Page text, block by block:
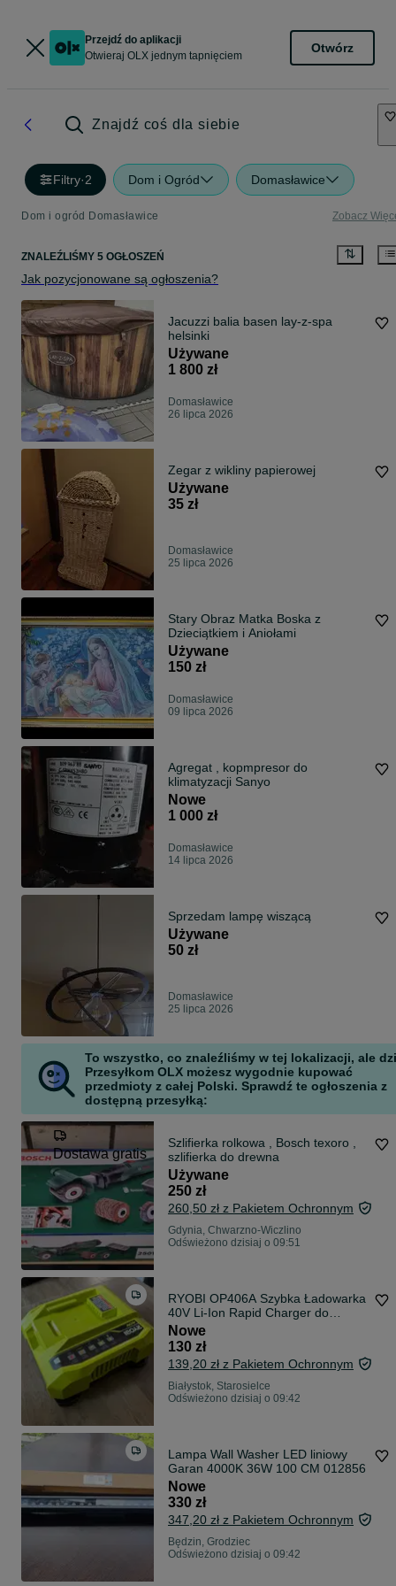
Przejdź do aplikacji
Otwieraj OLX jednym tapnięciem
Otwórz
Znajdź coś dla siebie
Filtry·2 Dom i Ogród Domasławice
Dom i ogród Domasławice Zobacz
ZNALEŹLIŚMY 5 OGŁOSZEŃ
Jak pozycjonowane są ogłoszenia?
Jacuzzi balia basen lay-z-spa
helsinki
Używane
1 800 zł
Domasławice
26 lipca 2026
Zegar z wikliny papierowej
Używane
35 zł
Domasławice
25 lipca 2026
Stary Obraz Matka Boska z
Dzieciątkiem i Aniołami
Używane
150 zł
Domasławice
09 lipca 2026
Agregat , kopmpresor do
klimatyzacji Sanyo
Nowe
1 000 zł
Domasławice
14 lipca 2026
Sprzedam lampę wiszącą
Używane
50 zł
Domasławice
25 lipca 2026
To wszystko, co znaleźliśmy w tej lokalizacji, ale
Przesyłkom OLX możesz wygodnie kupować
przedmioty z całej Polski. Sprawdź te ogłoszenia z
dostępną przesyłką:
Dostawa gratis
Szlifierka rolkowa , Bosch texoro ,
szlifierka do drewna
Używane
250 zł
260,50 zł z Pakietem Ochronnym
Gdynia, Chwarzno-Wiczlino
Odświeżono dzisiaj o 09:51
RYOBI OP406A Szybka Ładowarka
40V Li-Ion Rapid Charger do
Akumulatorów RYOBI 36/40V USA
OUTLET!
Nowe
130 zł
139,20 zł z Pakietem Ochronnym
Białystok, Starosielce
Odświeżono dzisiaj o 09:42
Lampa Wall Washer LED liniowy
Garan 4000K 36W 100 CM 012856
Nowe
330 zł
347,20 zł z Pakietem Ochronnym
Będzin, Grodziec
Odświeżono dzisiaj o 09:42